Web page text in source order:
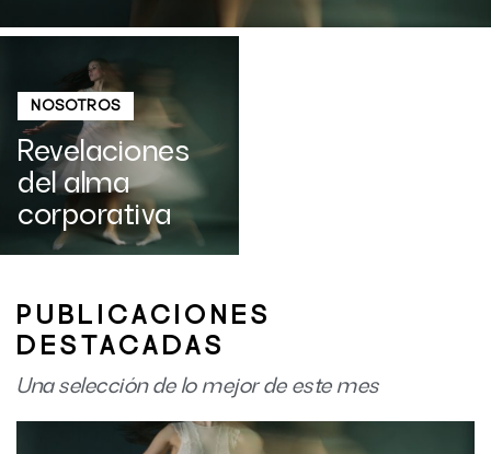
NOSOTROS
Revelaciones
del alma
corporativa
PUBLICACIONES
DESTACADAS
Una selección de lo mejor de este mes